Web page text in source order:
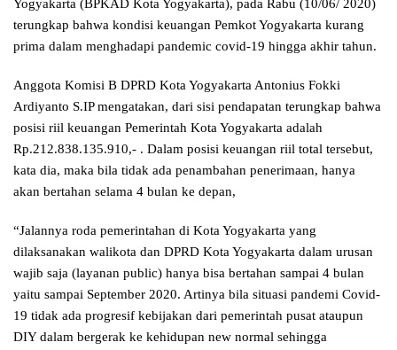
Yogyakarta (BPKAD Kota Yogyakarta), pada Rabu (10/06/ 2020)
terungkap bahwa kondisi keuangan Pemkot Yogyakarta kurang
prima dalam menghadapi pandemic covid-19 hingga akhir tahun.
Anggota Komisi B DPRD Kota Yogyakarta Antonius Fokki
Ardiyanto S.IP mengatakan, dari sisi pendapatan terungkap bahwa
posisi riil keuangan Pemerintah Kota Yogyakarta adalah
Rp.212.838.135.910,- . Dalam posisi keuangan riil total tersebut,
kata dia, maka bila tidak ada penambahan penerimaan, hanya
akan bertahan selama 4 bulan ke depan,
“Jalannya roda pemerintahan di Kota Yogyakarta yang
dilaksanakan walikota dan DPRD Kota Yogyakarta dalam urusan
wajib saja (layanan public) hanya bisa bertahan sampai 4 bulan
yaitu sampai September 2020. Artinya bila situasi pandemi Covid-
19 tidak ada progresif kebijakan dari pemerintah pusat ataupun
DIY dalam bergerak ke kehidupan new normal sehingga